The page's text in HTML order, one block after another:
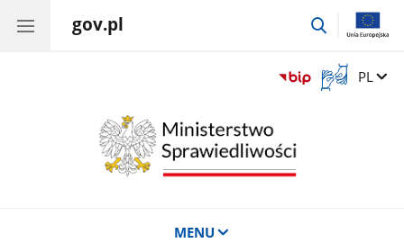
gov.pl
przejdź
Otwórz
okno
Zmień
PL
MENU